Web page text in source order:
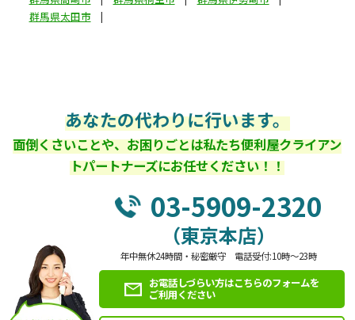
群馬県太田市
あなたの代わりに行います。
面倒くさいことや、お困りごとは私たち便利屋クライアン
トパートナーズにお任せください！！
03-5909-2320
（東京本店）
年中無休24時間・秘密厳守 電話受付:10時～23時
お電話しづらい方はこちらのフォームを
ご利用ください